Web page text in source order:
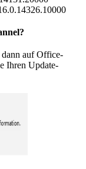
auf Office-
Ihren Update-